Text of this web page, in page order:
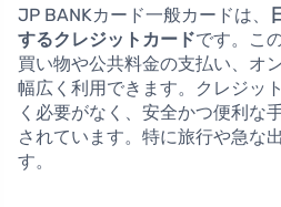
JP BANKカード一般カードは、
するクレジットカードです。こ
買い物や公共料金の支払い、オ
幅広く利用できます。クレジッ
く必要がなく、安全かつ便利な
されています。特に旅行や急な
す。